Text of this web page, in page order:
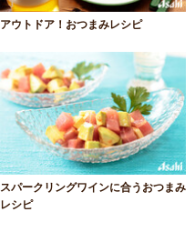
アウトドア！おつまみレシピ
スパークリングワインに合うおつまみ
レシピ